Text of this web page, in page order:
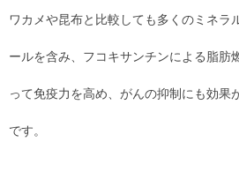
ワカメや昆布と比較しても多くのミネラ
ールを含み、フコキサンチンによる脂肪
って免疫力を高め、がんの抑制にも効果
です。